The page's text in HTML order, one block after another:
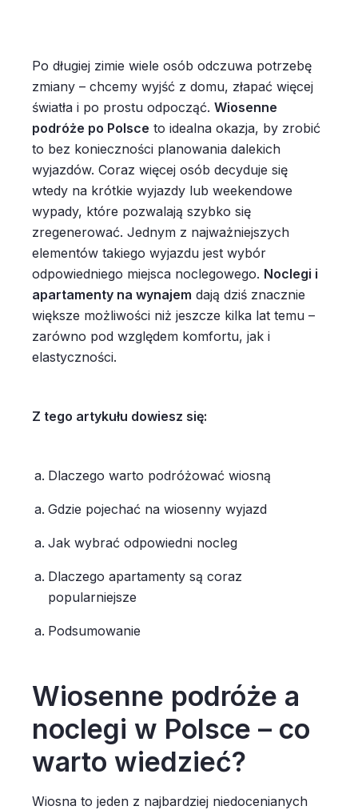
Po długiej zimie wiele osób odczuwa potrzebę
zmiany – chcemy wyjść z domu, złapać więcej
światła i po prostu odpocząć. Wiosenne
podróże po Polsce to idealna okazja, by zrobić
to bez konieczności planowania dalekich
wyjazdów. Coraz więcej osób decyduje się
wtedy na krótkie wyjazdy lub weekendowe
wypady, które pozwalają szybko się
zregenerować. Jednym z najważniejszych
elementów takiego wyjazdu jest wybór
odpowiedniego miejsca noclegowego. Noclegi i
apartamenty na wynajem dają dziś znacznie
większe możliwości niż jeszcze kilka lat temu –
zarówno pod względem komfortu, jak i
elastyczności.
Z tego artykułu dowiesz się:
Dlaczego warto podróżować wiosną
Gdzie pojechać na wiosenny wyjazd
Jak wybrać odpowiedni nocleg
Dlaczego apartamenty są coraz
popularniejsze
Podsumowanie
Wiosenne podróże a
noclegi w Polsce – co
warto wiedzieć?
Wiosna to jeden z najbardziej niedocenianych